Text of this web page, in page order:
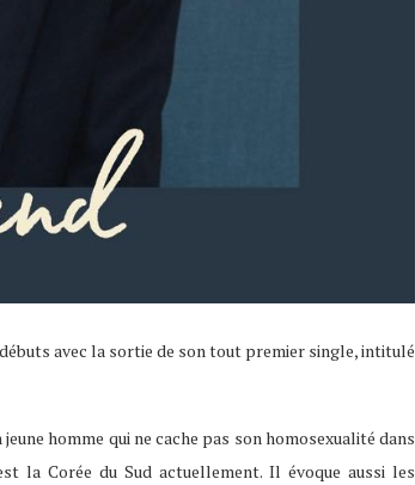
avec la sortie de son tout premier single, intitulé
homme qui ne cache pas son homosexualité dans
la Corée du Sud actuellement. Il évoque aussi les